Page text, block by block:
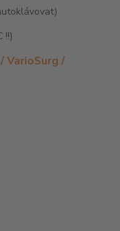
!!)
VarioSurg /